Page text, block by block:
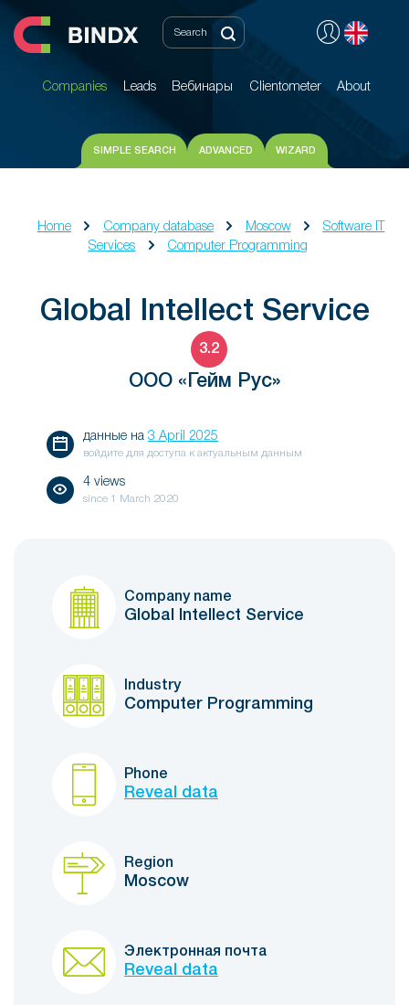
Companies Leads Вебинары Clientometer About
Companies Leads Вебинары Clientometer About
SIMPLE SEARCH ADVANCED WIZARD
Home Company database Moscow
Software IT
Services
Computer Programming
Global Intellect Service
3.2
ООО «Гейм Рус»
данные на 3 April 2025
войдите для доступа к актуальным данным
4 views
since 1 March 2020
Company name
Global Intellect Service
Industry
Computer Programming
Phone
Reveal data
Region
Moscow
Электронная почта
Reveal data